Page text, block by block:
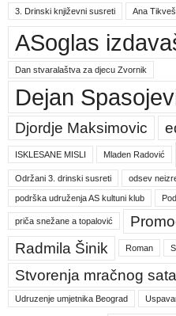
3. Drinski književni susreti Ana
ASoglas
Dan stvaralaštva za djecu Zvornik
Dejan
Djordje Maksimovic
ISKLESANE MISLI Mladen Radović
Održani 3. drinski susreti odsev
podrška udruženja AS kultuni klub
priča snežane a topalović
Radmila Šinik Roman
Stvorenja mračnog sata
Udruzenje umjetnika Beograd